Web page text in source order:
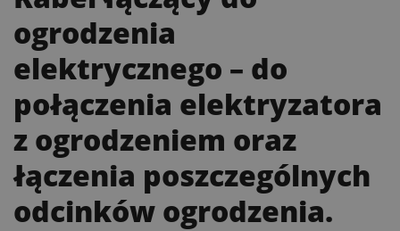
ogrodzenia
elektrycznego – do
połączenia elektryzatora
z ogrodzeniem oraz
łączenia poszczególnych
odcinków ogrodzenia.